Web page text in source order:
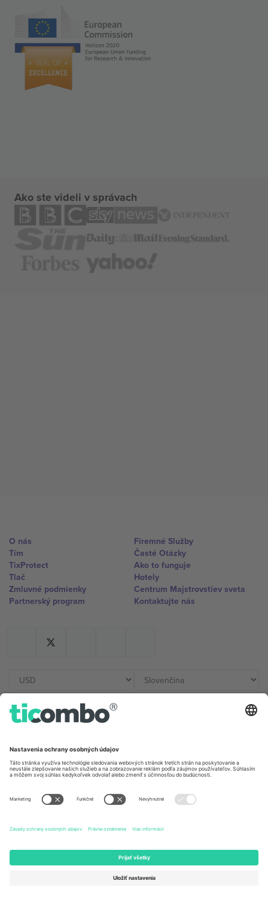
Ako ste videli v správach
O nás
Tím
TixProtect
Tlač
Zmluvné podmienky
Partnerský program
Firemné Služby
Časté Otázky
Ako to funguje
Hotely
Centrum Majstrovstiev sveta
Kontaktujte nás
Kancelárie Ticombo
Germany
Unter den Linden 24, 10117
Berlin, Germany
167 City Road, London, Greater
London, EC1V 1AW, United
131 Continental Dr, Suite 305,
Dorfstrasse 52a, 6390